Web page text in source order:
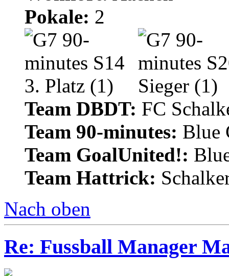
Pokale: 2
Team DBDT: FC
Team 90-minutes: Blue
Team GoalUnited!:
Team Hattrick:
Nach oben
Re: Fussball Manager